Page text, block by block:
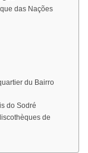
das Nações
du Bairro
do Sodré
de